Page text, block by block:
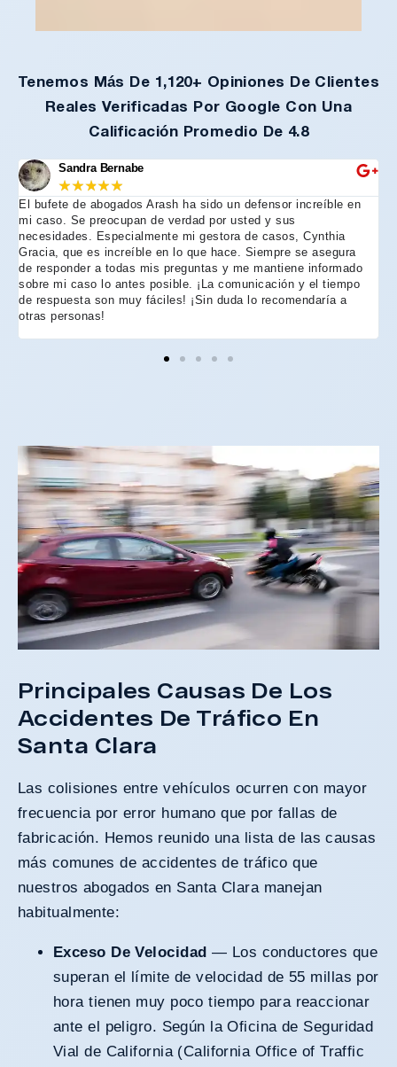
Tenemos Más De 1,120+ Opiniones De Clientes
Reales Verificadas Por Google Con Una
Calificación Promedio De 4.8
Sandra Bernabe
★★★★★
El bufete de abogados Arash ha sido un defensor increíble en
mi caso. Se preocupan de verdad por usted y sus
necesidades. Especialmente mi gestora de casos, Cynthia
Gracia, que es increíble en lo que hace. Siempre se asegura
de responder a todas mis preguntas y me mantiene informado
sobre mi caso lo antes posible. ¡La comunicación y el tiempo
de respuesta son muy fáciles! ¡Sin duda lo recomendaría a
otras personas!
Principales Causas De Los
Accidentes De Tráfico En
Santa Clara
Las colisiones entre vehículos ocurren con mayor
frecuencia por error humano que por fallas de
fabricación. Hemos reunido una lista de las causas
más comunes de accidentes de tráfico que
nuestros abogados en Santa Clara manejan
habitualmente:
Exceso De Velocidad — Los conductores que
superan el límite de velocidad de 55 millas por
hora tienen muy poco tiempo para reaccionar
ante el peligro. Según la Oficina de Seguridad
Vial de California (California Office of Traffic